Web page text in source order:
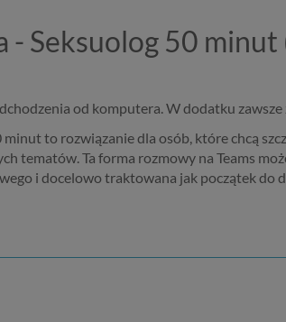
Seksuolog 50 minut
od komputera. W dodatku
minut to rozwiązanie dla osób, które chcą
tematów. Ta forma rozmowy na Teams
i docelowo traktowana jak początek do